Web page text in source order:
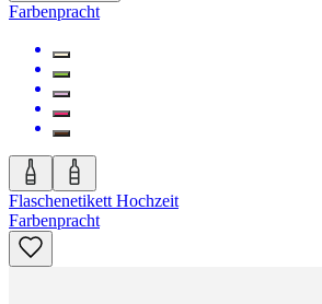
Farbenpracht
Flaschenetikett Hochzeit
Farbenpracht